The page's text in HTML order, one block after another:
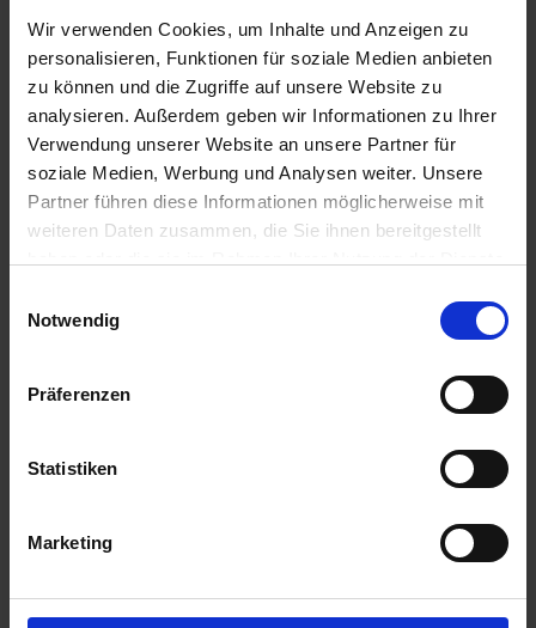
Wir verwenden Cookies, um Inhalte und Anzeigen zu
personalisieren, Funktionen für soziale Medien anbieten
zu können und die Zugriffe auf unsere Website zu
analysieren. Außerdem geben wir Informationen zu Ihrer
Verwendung unserer Website an unsere Partner für
soziale Medien, Werbung und Analysen weiter. Unsere
Partner führen diese Informationen möglicherweise mit
weiteren Daten zusammen, die Sie ihnen bereitgestellt
Notwendig
Präferenzen
Statistiken
Marketing
IN DEN
WARENKORB
IN DEN
WARENKORB
Anmelden für Ihren persönlichen Preis
14,01 € / St
16,67 €
inkl. 19% MwSt.
ab Mittwoch, 12. August 2026
Menge
QTY_CONTROL_DECREASE